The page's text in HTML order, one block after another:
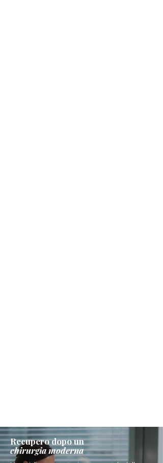
Recupero dopo un
chirurgia moderna